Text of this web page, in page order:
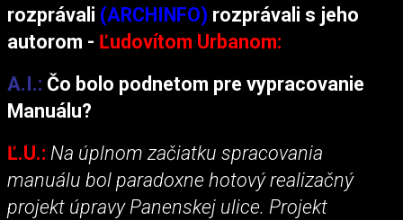
rozprávali (ARCHINFO) rozprávali s jeho
autorom - Ľudovítom Urbanom:
A.I.: Čo bolo podnetom pre vypracovanie
Manuálu?
Ľ.U.: Na úplnom začiatku spracovania
manuálu bol paradoxne hotový realizačný
projekt úpravy Panenskej ulice. Projekt